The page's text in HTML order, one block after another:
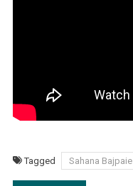
Tagged Sahana Bajpaie